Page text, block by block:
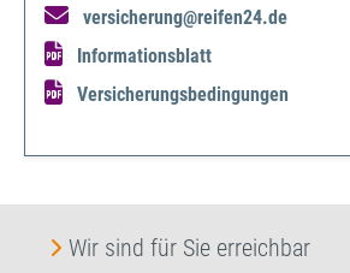
versicherung@reifen24.de
Informationsblatt
Versicherungsbedingungen
Wir sind für Sie erreichbar